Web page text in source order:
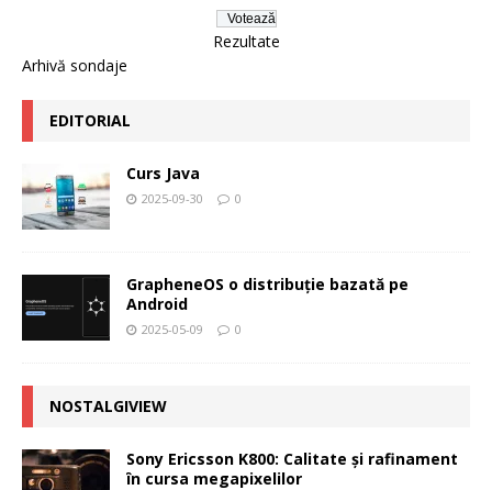
Rezultate
Arhivă sondaje
EDITORIAL
Curs Java
2025-09-30 0
GrapheneOS o distribuție bazată pe
Android
2025-05-09 0
NOSTALGIVIEW
Sony Ericsson K800: Calitate şi rafinament
în cursa megapixelilor